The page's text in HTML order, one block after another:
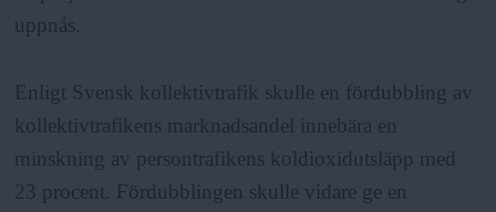
uppnås.
Enligt Svensk kollektivtrafik skulle en fördubbling av
kollektivtrafikens marknadsandel innebära en
minskning av persontrafikens koldioxidutsläpp med
23 procent. Fördubblingen skulle vidare ge en